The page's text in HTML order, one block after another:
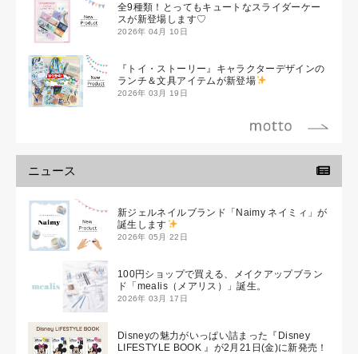
全9種類！とってもキュートなスライダーケー
スが新登場します♡
2026年 04月 10日
『トイ・ストーリー』キャラクターデザインの
ランチ＆文具アイテムが新登場
2026年 03月 19日
ニュース
新ジェルネイルブランド「Naimy ネイミィ」が
誕生します
2026年 05月 22日
100円ショップで買える、メイクアップブラン
ド「mealis（メアリス）」誕生。
2026年 03月 17日
Disneyの魅力がいっぱい詰まった『Disney
LIFESTYLE BOOK 』が2月21日(金)に新発売！